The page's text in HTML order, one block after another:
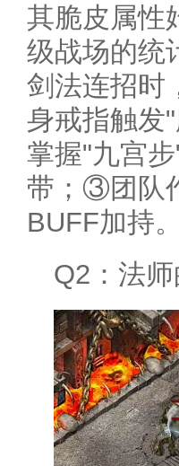
其脆皮属性
级战场的统
剑法连招时
身戒指触发
掌握"九宫
带；③团队
BUFF加持。
Q2：法